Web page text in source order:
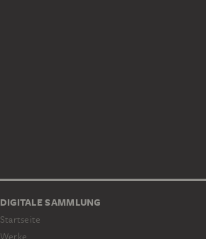
DIGITALE SAMMLUNG
Startseite
Werke